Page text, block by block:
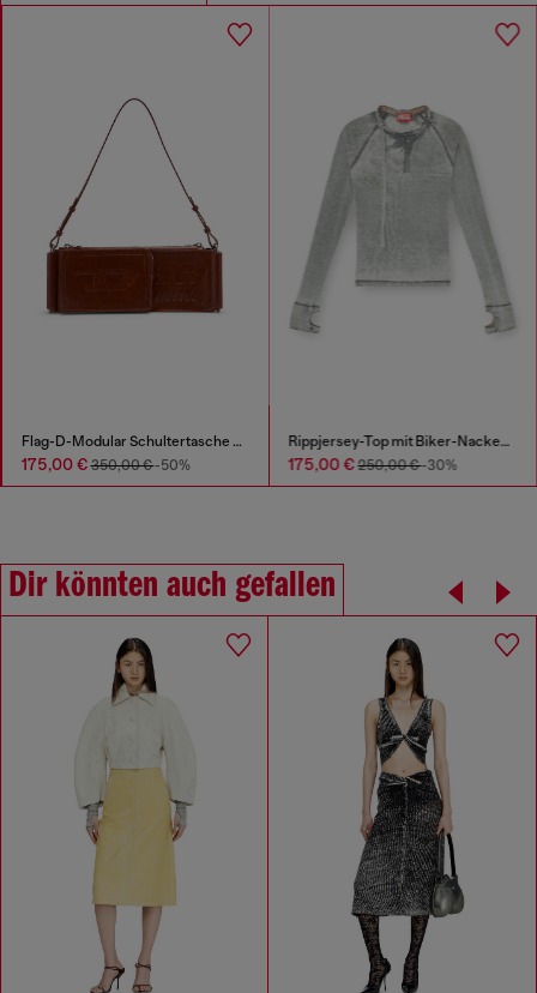
Flag-D-Modular Schultertasche mit geprägtem Logo
175,00 €350,00 €-50%
Rippjersey-Top mit Biker-Nackenriemen
175,00 €250,00 €-30%
Dir könnten auch gefallen